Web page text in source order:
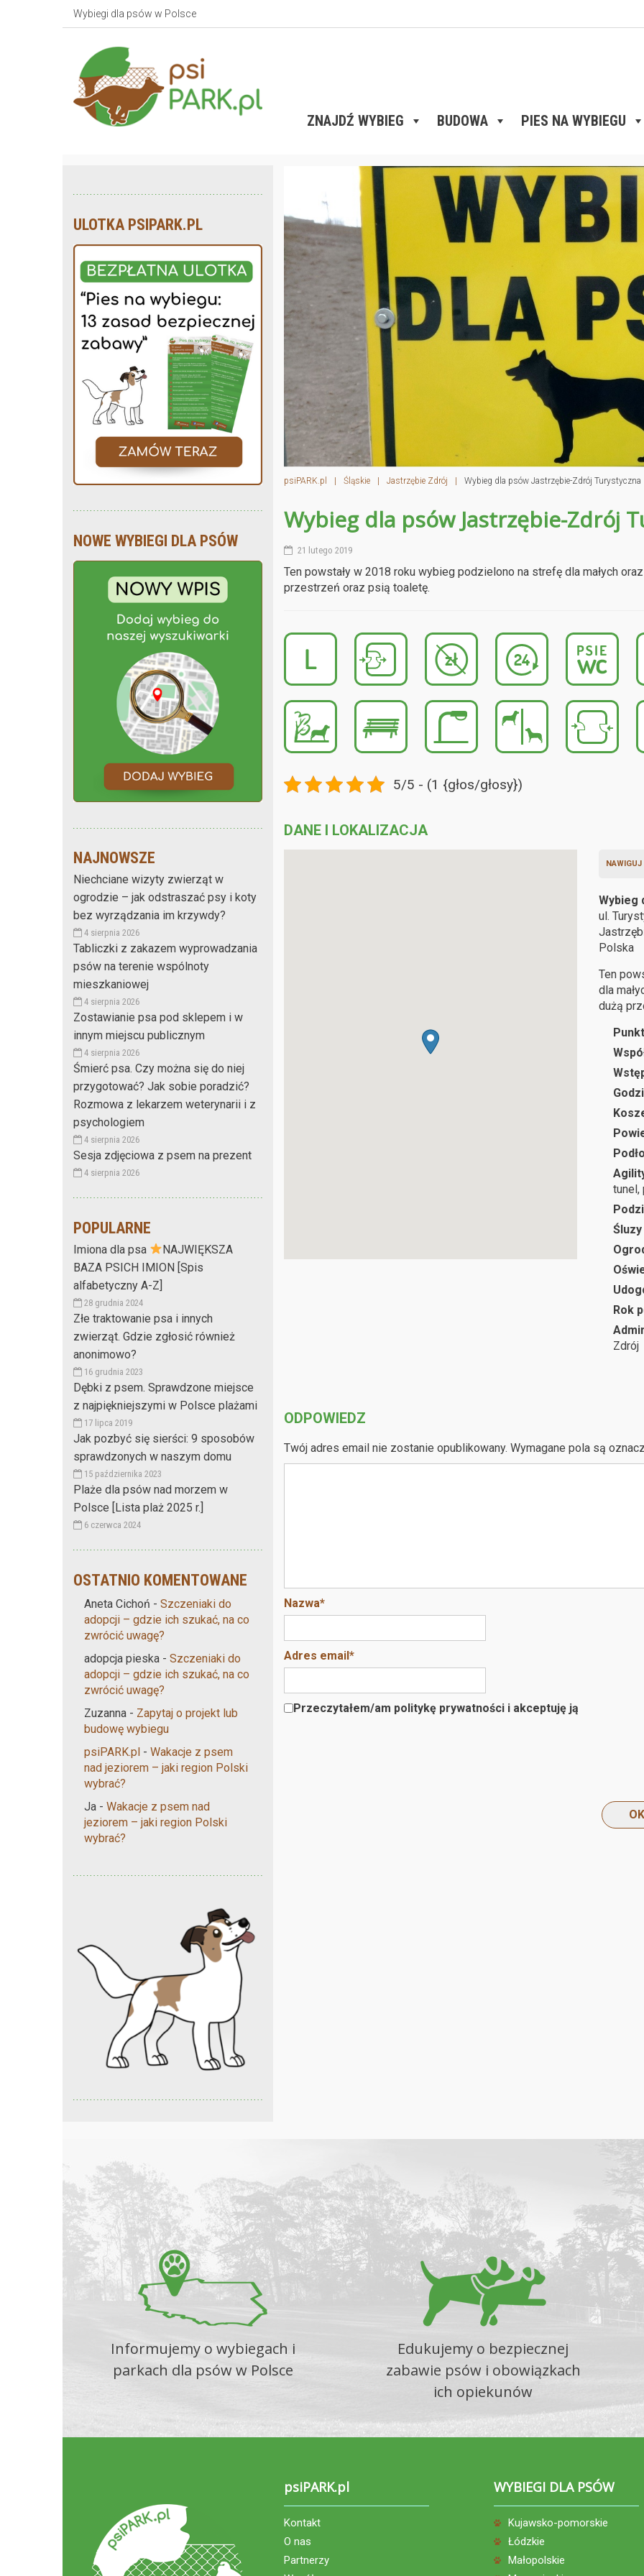
Wybiegi dla psów w Polsce
ZNAJDŹ WYBIEG BUDOWA PIES NA WYBIEGU
ULOTKA PSIPARK.PL
NOWE WYBIEGI DLA PSÓW
NAJNOWSZE
Niechciane wizyty zwierząt w
ogrodzie – jak odstraszać psy i koty
bez wyrządzania im krzywdy?
4 sierpnia 2026
Tabliczki z zakazem wyprowadzania
psów na terenie wspólnoty
mieszkaniowej
4 sierpnia 2026
Zostawianie psa pod sklepem i w
innym miejscu publicznym
4 sierpnia 2026
Śmierć psa. Czy można się do niej
przygotować? Jak sobie poradzić?
Rozmowa z lekarzem weterynarii i z
psychologiem
4 sierpnia 2026
Sesja zdjęciowa z psem na prezent
4 sierpnia 2026
POPULARNE
Imiona dla psa
NAJWIĘKSZA
BAZA PSICH IMION [Spis
alfabetyczny A-Z]
28 grudnia 2024
Złe traktowanie psa i innych
zwierząt. Gdzie zgłosić również
anonimowo?
16 grudnia 2023
Dębki z psem. Sprawdzone miejsce
z najpiękniejszymi w Polsce plażami
17 lipca 2019
Jak pozbyć się sierści: 9 sposobów
sprawdzonych w naszym domu
15 października 2023
Plaże dla psów nad morzem w
Polsce [Lista plaż 2025 r.]
6 czerwca 2024
OSTATNIO KOMENTOWANE
Aneta Cichoń - Szczeniaki do
adopcji – gdzie ich szukać, na co
zwrócić uwagę?
adopcja pieska - Szczeniaki do
adopcji – gdzie ich szukać, na co
zwrócić uwagę?
Zuzanna - Zapytaj o projekt lub
budowę wybiegu
psiPARK.pl - Wakacje z psem
nad jeziorem – jaki region Polski
wybrać?
Ja - Wakacje z psem nad
jeziorem – jaki region Polski
wybrać?
psiPARK.pl | Śląskie | Jastrzębie Zdrój | Wybieg dla psów Jastrzębie-Zdrój Turystyczna
Wybieg dla psów Jastrzębie-Zdrój
21 lutego 2019
Ten powstały w 2018 roku wybieg podzielono na strefę dla małych
przestrzeń oraz psią toaletę.
5/5 - (1 {głos/głosy})
DANE I LOKALIZACJA
NAWIGUJ
Wybieg
ul.
Polska
Ten
dla
dużą
tunel,
Rok
Zdrój
ODPOWIEDZ
Twój adres email nie zostanie opublikowany. Wymagane pola są
Nazwa*
Adres email*
Przeczytałem/am politykę prywatności i akceptuję ją
Informujemy o wybiegach i
parkach dla psów w Polsce
Edukujemy o bezpiecznej
zabawie psów i obowiązkach
ich opiekunów
psiPARK.pl
Kontakt
O nas
Partnerzy
WYBIEGI DLA PSÓW
Kujawsko-pomorskie
Łódzkie
Małopolskie